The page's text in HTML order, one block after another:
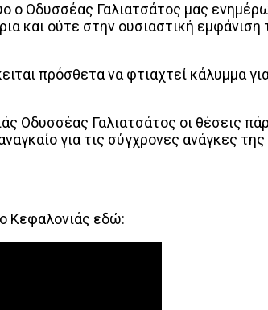
ο Οδυσσέας Γαλιατσάτος μας
και ούτε στην ουσιαστική
πρόσθετα να φτιαχτεί κάλυμμα
Γαλιατσάτος οι θέσεις
για τις σύγχρονες ανάγκες
Κεφαλονιάς εδώ: